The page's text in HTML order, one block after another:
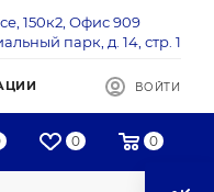
150к2, Офис 909
парк, д. 14, стр. 1
ВОЙТИ
0 0